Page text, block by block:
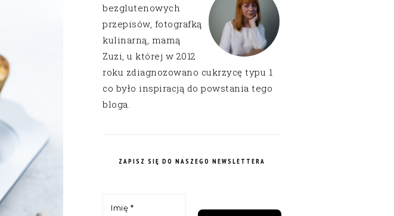
bezglutenowych
przepisów, fotografką
kulinarną, mamą
Zuzi, u której w 2012
roku zdiagnozowano cukrzycę typu 1
co było inspiracją do powstania tego
bloga.
ZAPISZ SIĘ DO NASZEGO NEWSLETTERA